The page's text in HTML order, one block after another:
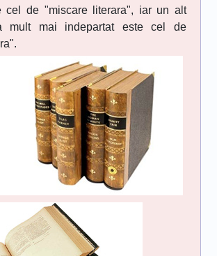
cel de "miscare literara", iar un alt
mult mai indepartat este cel de